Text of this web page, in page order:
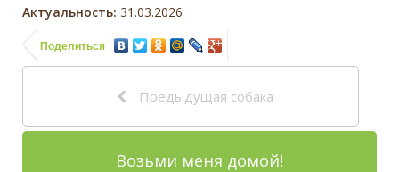
Актуальность: 31.03.2026
Поделиться
Предыдущая собака
Возьми меня домой!